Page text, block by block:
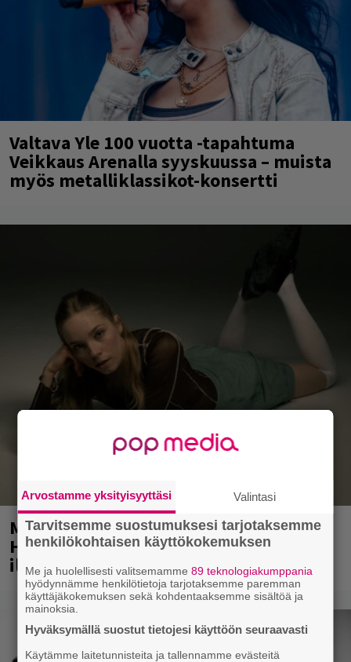
Valtava Yle 100 vuotta -tapahtuma
Veikkaus Arenalla syyskuussa – muista
myös metalliklassikot-konsertti
Mainio ohjelmatoimisto juhlii
Helsingissä 10-vuotista taivaltaan –
ilmaistapahtumassa loistoesiintyjät
Arvostamme yksityisyyttäsi Valintasi
Tarvitsemme suostumuksesi tarjotaksemme
henkilökohtaisen käyttökokemuksen
Me ja huolellisesti valitsemamme89 teknologiakumppania
hyödynnämme henkilötietoja tarjotaksemme paremman
käyttäjäkokemuksen sekä kohdentaaksemme sisältöä ja
mainoksia.
Hyväksymällä suostut tietojesi käyttöön seuraavasti
Käytämme laitetunnisteita ja tallennamme evästeitä